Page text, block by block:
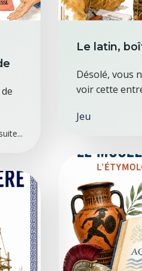
Le latin,
Désolé, vous
voir cette
Jeu